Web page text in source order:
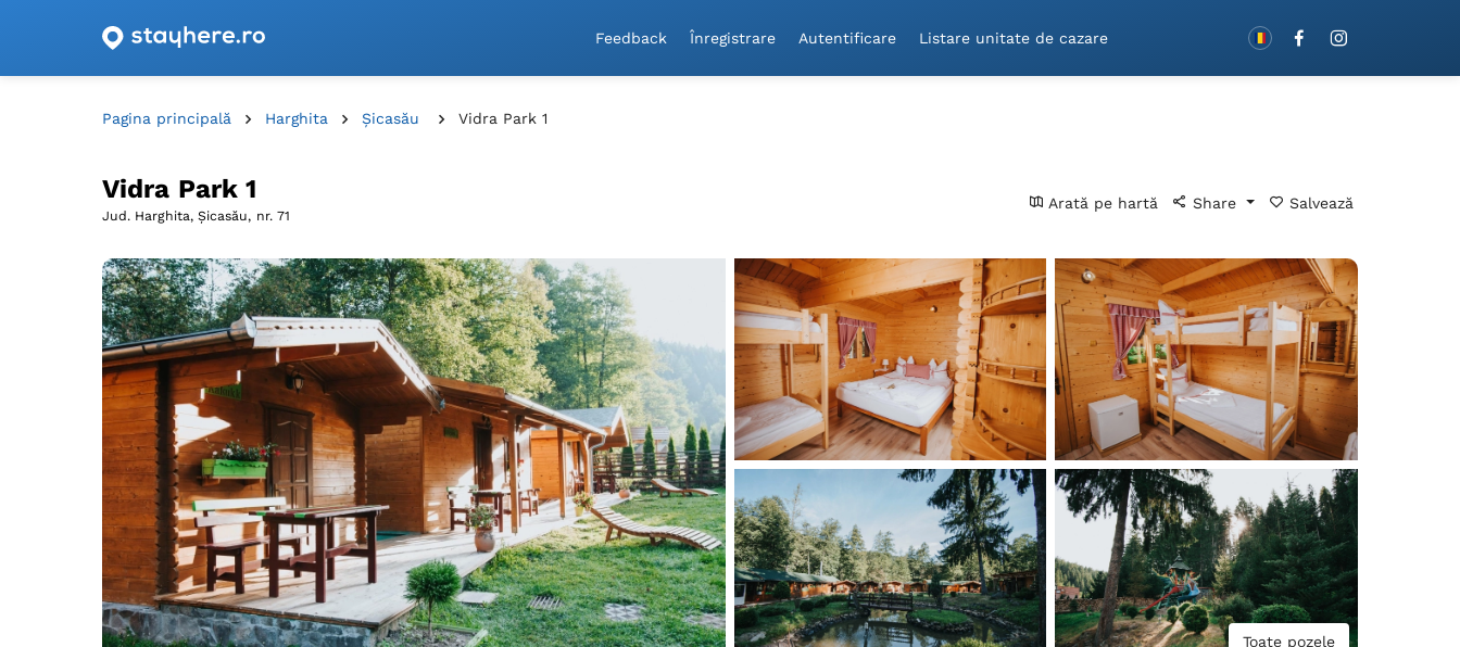
Feedback
Înregistrare Autentificare Listare unitate de cazare
Pagina principală Harghita Şicasău Vidra Park 1
Vidra Park 1
Jud. Harghita, Şicasău, nr. 71
Arată pe hartă Share Salvează
Toate pozele